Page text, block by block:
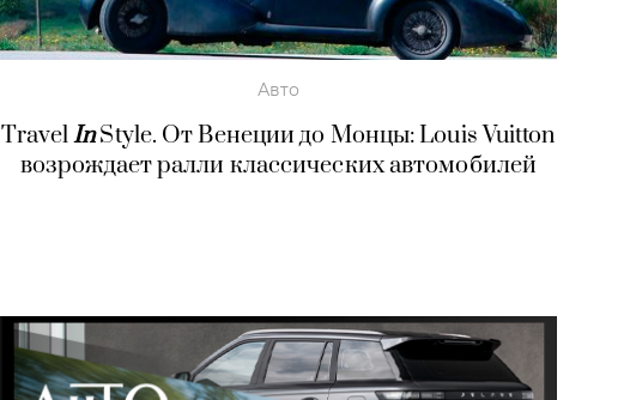
Авто
TravelInStyle. От Венеции до Монцы: Louis Vuitton
возрождает ралли классических автомобилей